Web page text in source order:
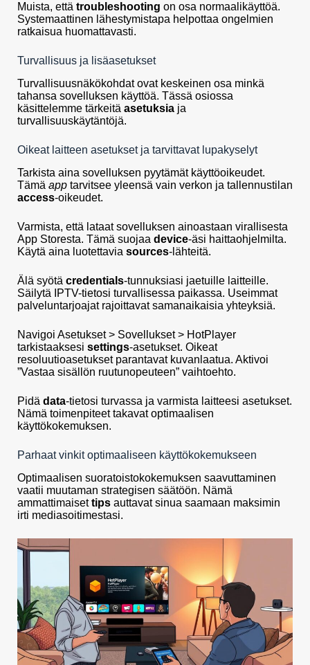
Muista, että troubleshooting on osa normaalikäyttöä.
Systemaattinen lähestymistapa helpottaa ongelmien
ratkaisua huomattavasti.
Turvallisuus ja lisäasetukset
Turvallisuusnäkökohdat ovat keskeinen osa minkä
tahansa sovelluksen käyttöä. Tässä osiossa
käsittelemme tärkeitä asetuksia ja
turvallisuuskäytäntöjä.
Oikeat laitteen asetukset ja tarvittavat lupakyselyt
Tarkista aina sovelluksen pyytämät käyttöoikeudet.
Tämä app tarvitsee yleensä vain verkon ja tallennustilan
access-oikeudet.
Varmista, että lataat sovelluksen ainoastaan virallisesta
App Storesta. Tämä suojaa device-äsi haittaohjelmilta.
Käytä aina luotettavia sources-lähteitä.
Älä syötä credentials-tunnuksiasi jaetuille laitteille.
Säilytä IPTV-tietosi turvallisessa paikassa. Useimmat
palveluntarjoajat rajoittavat samanaikaisia yhteyksiä.
Navigoi Asetukset > Sovellukset > HotPlayer
tarkistaaksesi settings-asetukset. Oikeat
resoluutioasetukset parantavat kuvanlaatua. Aktivoi
”Vastaa sisällön ruutunopeuteen” vaihtoehto.
Pidä data-tietosi turvassa ja varmista laitteesi asetukset.
Nämä toimenpiteet takavat optimaalisen
käyttökokemuksen.
Parhaat vinkit optimaaliseen käyttökokemukseen
Optimaalisen suoratoistokokemuksen saavuttaminen
vaatii muutaman strategisen säätöön. Nämä
ammattimaisettips auttavat sinua saamaan maksimin
irti mediasoitimestasi.